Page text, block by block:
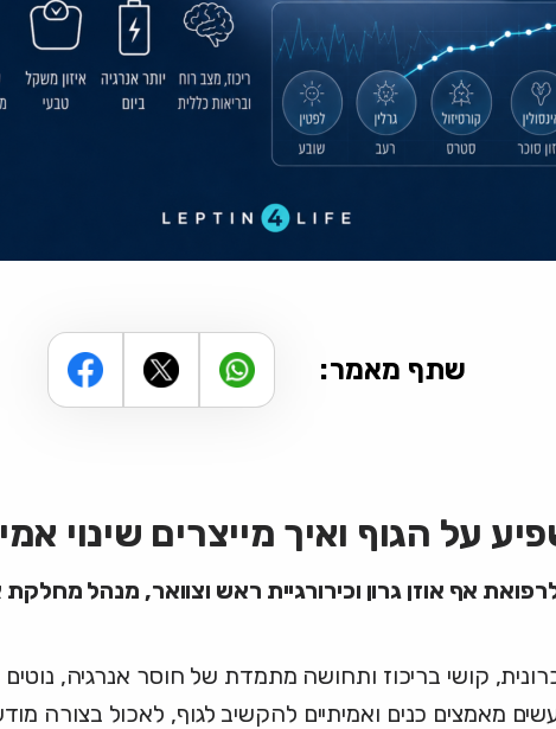
שתף מאמר:
על הגוף ואיך מייצרים שינוי
אף אוזן גרון וכירורגיית ראש וצוואר, מנהל מחלקת אף
קושי בריכוז ותחושה מתמדת של חוסר אנרגיה,
מאמצים כנים ואמיתיים להקשיב לגוף, לאכול בצורה